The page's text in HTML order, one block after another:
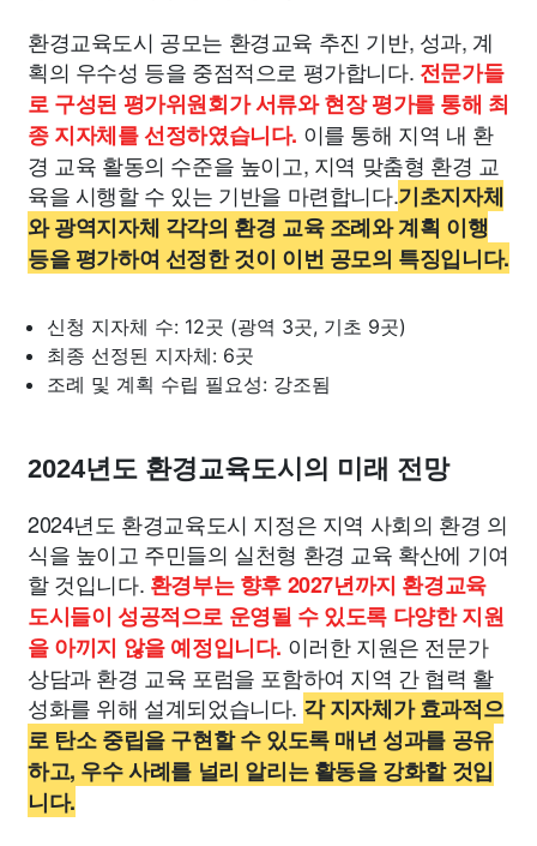
환경교육도시 공모는 환경교육 추진 기반, 성과, 계
획의 우수성 등을 중점적으로 평가합니다. 전문가들
로 구성된 평가위원회가 서류와 현장 평가를 통해 최
종 지자체를 선정하였습니다. 이를 통해 지역 내 환
경 교육 활동의 수준을 높이고, 지역 맞춤형 환경 교
육을 시행할 수 있는 기반을 마련합니다.기초지자체
와 광역지자체 각각의 환경 교육 조례와 계획 이행
등을 평가하여 선정한 것이 이번 공모의 특징입니다.
신청 지자체 수: 12곳 (광역 3곳, 기초 9곳)
최종 선정된 지자체: 6곳
조례 및 계획 수립 필요성: 강조됨
2024년도 환경교육도시의 미래 전망
2024년도 환경교육도시 지정은 지역 사회의 환경 의
식을 높이고 주민들의 실천형 환경 교육 확산에 기여
할 것입니다. 환경부는 향후 2027년까지 환경교육
도시들이 성공적으로 운영될 수 있도록 다양한 지원
을 아끼지 않을 예정입니다. 이러한 지원은 전문가
상담과 환경 교육 포럼을 포함하여 지역 간 협력 활
성화를 위해 설계되었습니다. 각 지자체가 효과적으
로 탄소 중립을 구현할 수 있도록 매년 성과를 공유
하고, 우수 사례를 널리 알리는 활동을 강화할 것입
니다.